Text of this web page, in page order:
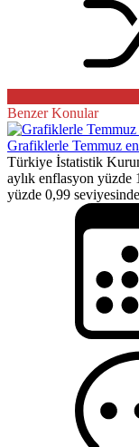
Benzer Konular
Grafiklerle Temmuz
Türkiye İstatistik
aylık enflasyon yüzde
yüzde 0,99